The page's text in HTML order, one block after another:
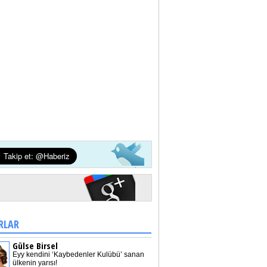
Gülse Birsel
Eyy kendini ‘Kaybedenler Kulübü’ sanan
ülkenin yarısı!